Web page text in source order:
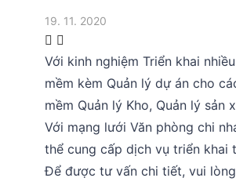
19. 11. 2020
Với kinh nghiệm Triển khai
mềm kèm Quản lý dự án cho
mềm Quản lý Kho, Quản lý sản
Với mạng lưới Văn phòng chi
thể cung cấp dịch vụ triển khai
Để được tư vấn chi tiết, vui